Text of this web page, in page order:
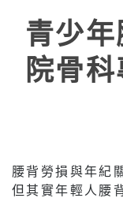
青少
院骨
腰背勞損與年紀
但其實年輕人腰